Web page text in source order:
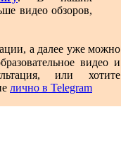
видео обзоров,
а далее уже можно
видео и
или хотите
лично в Telegram